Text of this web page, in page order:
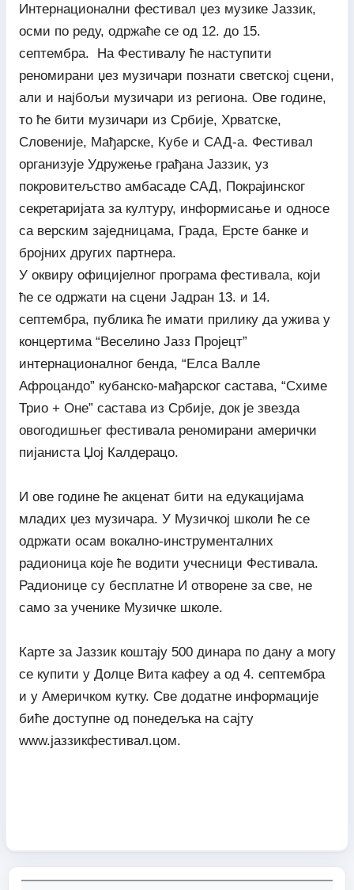
Интернационални фестивал џез музике Јаззик,
осми по реду, одржаће се од 12. до 15.
септембра. На Фестивалу ће наступити
реномирани џез музичари познати светској сцени,
али и најбољи музичари из региона. Ове године,
то ће бити музичари из Србије, Хрватске,
Словеније, Мађарске, Кубе и САД-а. Фестивал
организује Удружење грађана Јаззик, уз
покровитељство амбасаде САД, Покрајинског
секретаријата за културу, информисање и односе
са верским заједницама, Града, Ерсте банке и
бројних других партнера.
У оквиру официјелног програма фестивала, који
ће се одржати на сцени Јадран 13. и 14.
септембра, публика ће имати прилику да ужива у
концертима “Веселино Јазз Пројецт”
интернационалног бенда, “Елса Валле
Афроцандо” кубанско-мађарског састава, “Схиме
Трио + Оне” састава из Србије, док је звезда
овогодишњег фестивала реномирани амерички
пијаниста Џој Калдерацо.
И ове године ће акценат бити на едукацијама
младих џез музичара. У Музичкој школи ће се
одржати осам вокално-инструменталних
радионица које ће водити учесници Фестивала.
Радионице су бесплатне И отворене за све, не
само за ученике Музичке школе.
Карте за Јаззик коштају 500 динара по дану а могу
се купити у Долце Вита кафеу а од 4. септембра
и у Америчком кутку. Све додатне информације
биће доступне од понедељка на сајту
www.јаззикфестивал.цом.